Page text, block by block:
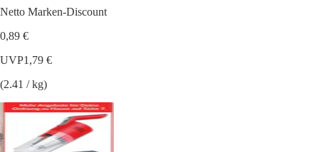
Netto Marken-Discount
0,89 €
UVP1,79 €
(2.41 / kg)